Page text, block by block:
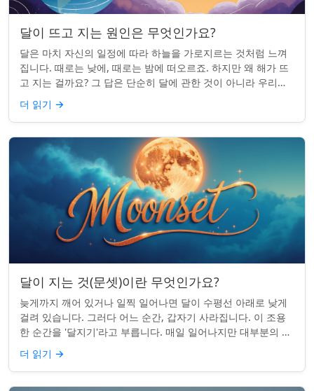
달이 뜨고 지는 원인은 무엇인가요?
달은 마치 자신의 일정에 따라 하늘을 가로지르는 것처럼 느껴
집니다. 때로는 낮에, 때로는 밤에 떠오르죠. 하지만 왜 해가 뜨
고 지는 걸까요? 그 답은 단순히 달에 관한 것이 아니라 우리에
관한 것입니다. 핵심 통찰:...
더 읽기 →
달이 지는 것(문셋)이란 무엇인가요?
늦게까지 깨어 있거나 일찍 일어나면 달이 수평선 아래로 낮게
걸려 있습니다. 그러다 어느 순간, 갑자기 사라집니다. 이 조용
한 순간을 '달지기'라고 부릅니다. 매일 일어나지만 대부분의 사
람들은 놓치곤 합니다. 핵심 ...
더 읽기 →